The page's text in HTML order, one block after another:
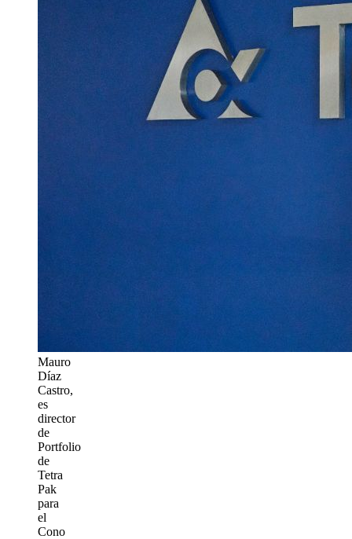
Mauro
Díaz
Castro,
es
director
de
Portfolio
de
Tetra
Pak
para
el
Cono